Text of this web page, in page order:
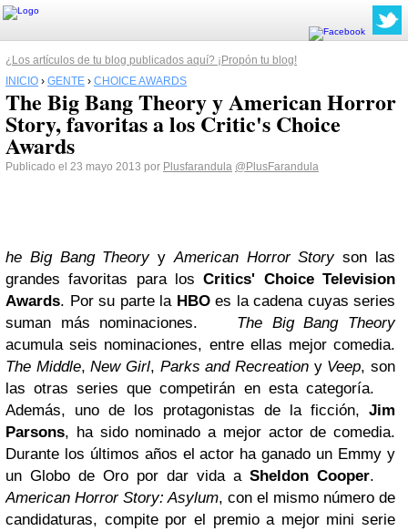
¿Los artículos de tu blog publicados aquí? ¡Propón tu blog!
INICIO › GENTE › CHOICE AWARDS
The Big Bang Theory y American Horror
Story, favoritas a los Critic's Choice
Awards
Publicado el 23 mayo 2013 por Plusfarandula @PlusFarandula
he Big Bang TheoryyAmerican Horror Storyson las
grandes favoritas para losCritics' Choice Television
Awards. Por su parte la HBOes la cadena cuyas series
suman más nominaciones.
The Big Bang Theory
acumula seis nominaciones, entre ellas mejor comedia.
The Middle, New Girl, Parks and Recreation yVeep, son
las otras series que competirán en esta categoría.
Además, uno de los protagonistas de la ficción, Jim
Parsons, ha sido nominado a mejor actor de comedia.
Durante los últimos años el actor ha ganado un Emmy y
un Globo de Oro por dar vida a Sheldon Cooper.
American Horror Story: Asylum, con el mismo número de
candidaturas, compite por el premio a mejor mini serie